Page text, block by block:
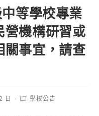
等學校專業
營機構研習或
關事宜，請查
日
Post學校公告